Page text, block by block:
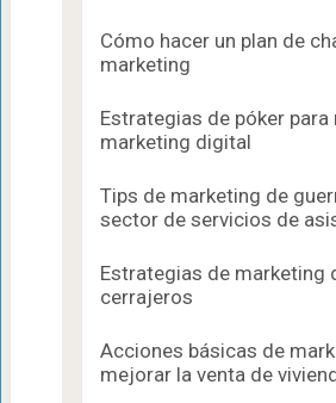
Cómo hacer un plan de
marketing
Estrategias de póker para
marketing digital
Tips de marketing de
sector de servicios de
Estrategias de marketing
cerrajeros
Acciones básicas de
mejorar la venta de